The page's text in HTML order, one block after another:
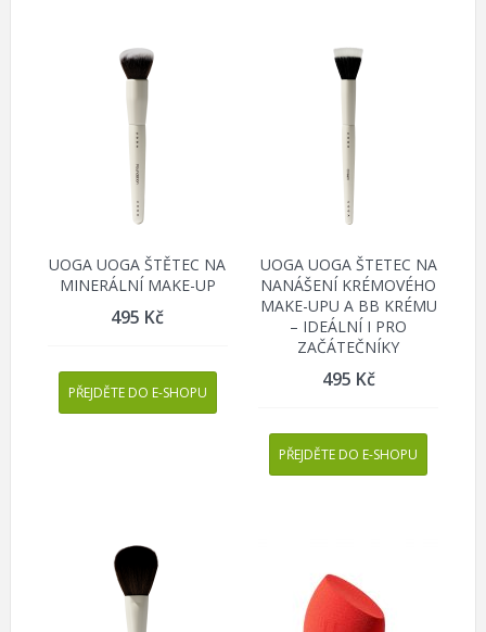
UOGA UOGA ŠTĚTEC NA
MINERÁLNÍ MAKE-UP
495 Kč
PŘEJDĚTE DO E-SHOPU
UOGA UOGA ŠTETEC NA
NANÁŠENÍ KRÉMOVÉHO
MAKE-UPU A BB KRÉMU
– IDEÁLNÍ I PRO
ZAČÁTEČNÍKY
495 Kč
PŘEJDĚTE DO E-SHOPU